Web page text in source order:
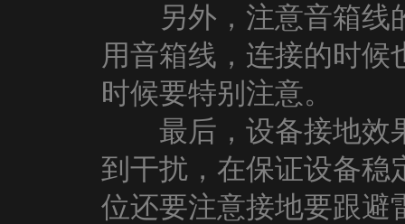
另外，注意音箱线的
用音箱线，连接的时
时候要特别注意。
最后，设备接地效果
到干扰，在保证设备稳
位还要注意接地要跟避